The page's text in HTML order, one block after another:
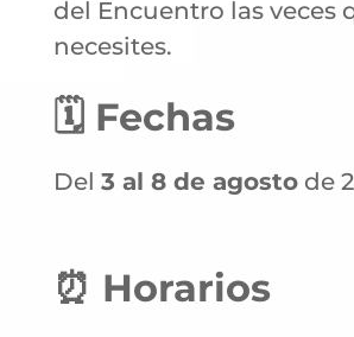
del Encuentro las veces
necesites.
🗓️ Fechas
Del 3 al 8 de agostode
⏰ Horarios